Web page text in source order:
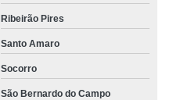
Ribeirão Pires
Santo Amaro
Socorro
São Bernardo do Campo